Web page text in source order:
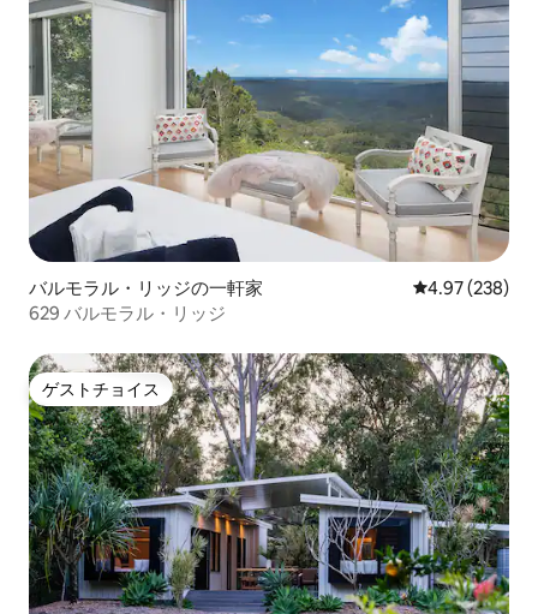
バルモラル・リッジの一軒家 レビュー238
4.97 (238)
629 バルモラル・リッジ
ゲストチョイス
ゲストチョイス